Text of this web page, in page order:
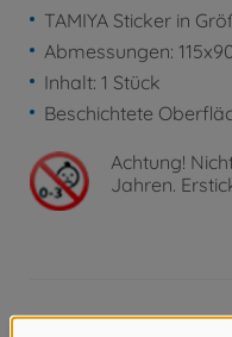
TAMIYA Sticker in
Abmessungen:
Inhalt: 1 Stück
Beschichtete
Achtung!
Jahren.